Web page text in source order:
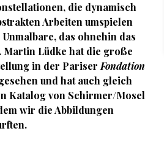
die dynamisch
Arbeiten umspielen
Unmalbare, das ohnehin das
Martin Lüdke hat die große
in der PariserFondation
und hat auch gleich
Katalog von Schirmer/Mosel
wir die Abbildungen